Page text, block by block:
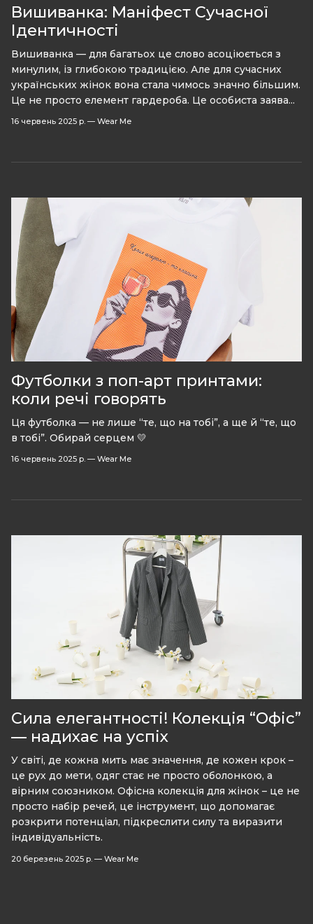
Вишиванка: Маніфест Сучасної
Ідентичності
Вишиванка — для багатьох це слово асоціюється з
минулим, із глибокою традицією. Але для сучасних
українських жінок вона стала чимось значно більшим.
Це не просто елемент гардероба. Це особиста заява...
16 червень 2025 р. — Wear Me
Футболки з поп-арт принтами:
коли речі говорять
Ця футболка — не лише “те, що на тобі”, а ще й “те, що
в тобі”. Обирай серцем 💛
16 червень 2025 р. — Wear Me
Сила елегантності! Колекція “Офіс”
— надихає на успіх
У світі, де кожна мить має значення, де кожен крок –
це рух до мети, одяг стає не просто оболонкою, а
вірним союзником. Офісна колекція для жінок – це не
просто набір речей, це інструмент, що допомагає
розкрити потенціал, підкреслити силу та виразити
індивідуальність.
20 березень 2025 р. — Wear Me